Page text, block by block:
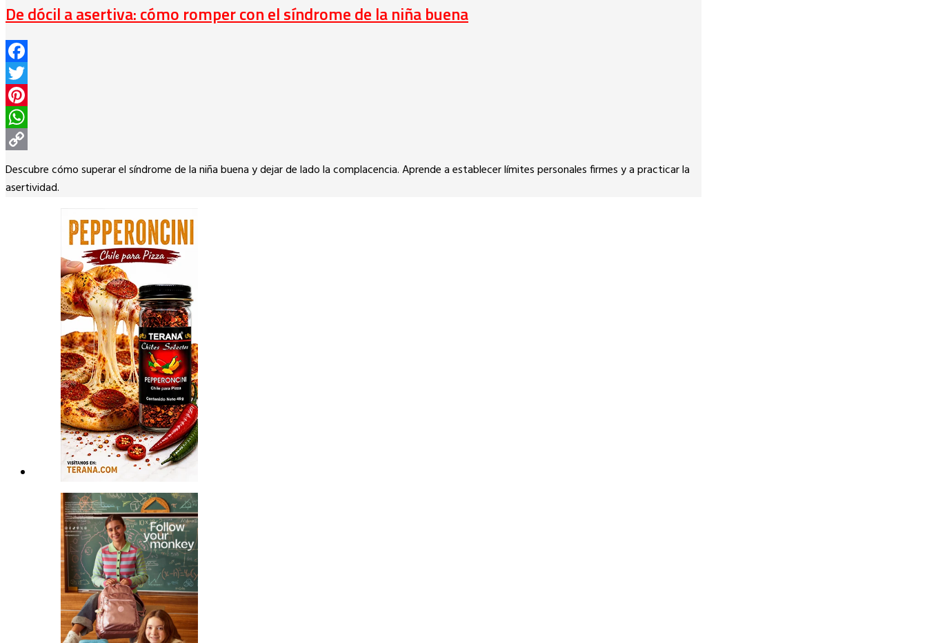
De dócil a asertiva: cómo romper con el síndrome de la niña buena
Facebook
Twitter
Pinterest
WhatsApp
Copy
Link
Descubre cómo superar el síndrome de la niña buena y dejar de lado la complacencia. Aprende a establecer límites personales firmes y a practicar la
asertividad.